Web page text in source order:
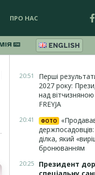
ПРО НАС
ENGLISH
20:51
Перші
2027 року:
над
FREYJA
20:41 ФОТО
ділка, який
бронюванням
20:25
Президент